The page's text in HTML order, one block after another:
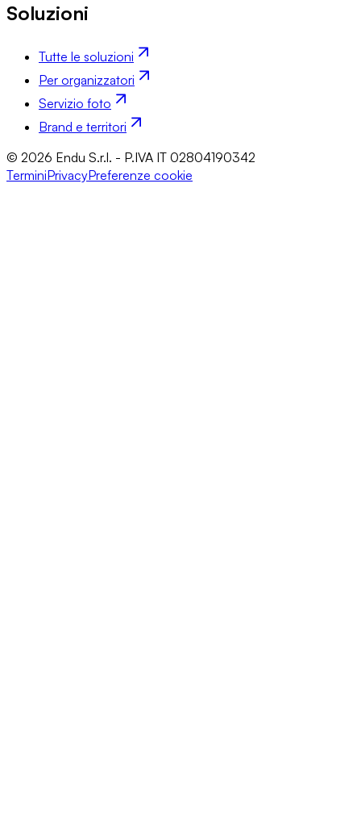
Soluzioni
Tutte le soluzioni
Per organizzatori
Servizio foto
Brand e territori
© 2026 Endu S.r.l. - P.IVA IT 02804190342
TerminiPrivacyPreferenze cookie